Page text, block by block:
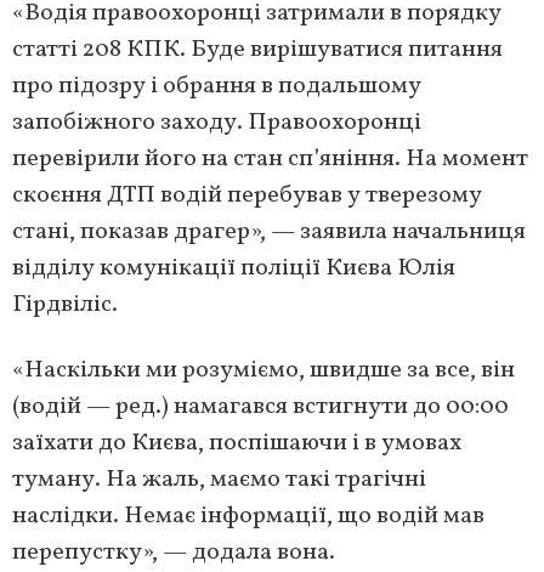
«Водія правоохоронці затримали в порядку
статті 208 КПК. Буде вирішуватися питання
про підозру і обрання в подальшому
запобіжного заходу. Правоохоронці
перевірили його на стан сп’яніння. На момент
скоєння ДТП водій перебував у тверезому
стані, показав драгер», — заявила начальниця
відділу комунікації поліції Києва Юлія
Гірдвіліс.
«Наскільки ми розуміємо, швидше за все, він
(водій — ред.) намагався встигнути до 00:00
заїхати до Києва, поспішаючи і в умовах
туману. На жаль, маємо такі трагічні
наслідки. Немає інформації, що водій мав
перепустку», — додала вона.